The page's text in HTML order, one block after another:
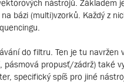
nástrojů. Základem
bázi (multi)vzorků. Každý z
do filtru. Ten je tu
propusť/zádrž) také
specifický spíš pro jiné